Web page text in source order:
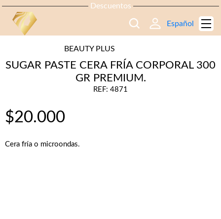
Descuentos
Español
BEAUTY PLUS
SUGAR PASTE CERA FRÍA CORPORAL 300
GR PREMIUM.
REF: 4871
$20.000
Cera fría o microondas.